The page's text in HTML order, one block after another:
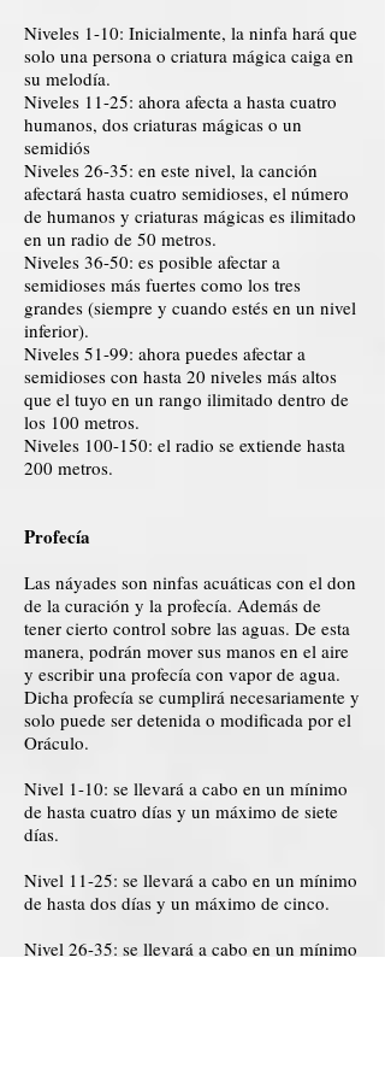
Niveles 1-10: Inicialmente, la ninfa hará que
solo una persona o criatura mágica caiga en
su melodía.
Niveles 11-25: ahora afecta a hasta cuatro
humanos, dos criaturas mágicas o un
semidiós
Niveles 26-35: en este nivel, la canción
afectará hasta cuatro semidioses, el número
de humanos y criaturas mágicas es ilimitado
en un radio de 50 metros.
Niveles 36-50: es posible afectar a
semidioses más fuertes como los tres
grandes (siempre y cuando estés en un nivel
inferior).
Niveles 51-99: ahora puedes afectar a
semidioses con hasta 20 niveles más altos
que el tuyo en un rango ilimitado dentro de
los 100 metros.
Niveles 100-150: el radio se extiende hasta
200 metros.
Profecía
Las náyades son ninfas acuáticas con el don
de la curación y la profecía. Además de
tener cierto control sobre las aguas. De esta
manera, podrán mover sus manos en el aire
y escribir una profecía con vapor de agua.
Dicha profecía se cumplirá necesariamente y
solo puede ser detenida o modificada por el
Oráculo.
Nivel 1-10: se llevará a cabo en un mínimo
de hasta cuatro días y un máximo de siete
días.
Nivel 11-25: se llevará a cabo en un mínimo
de hasta dos días y un máximo de cinco.
Nivel 26-35: se llevará a cabo en un mínimo